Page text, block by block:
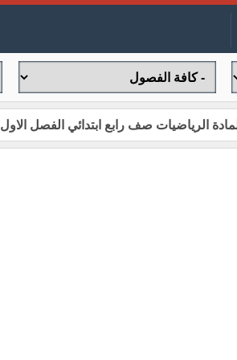
الرياضيات صف رابع ابتدائي الفصل الاول